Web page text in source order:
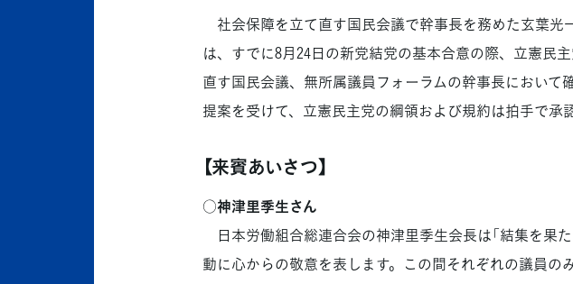
社会保障を立て直す国民会議で幹事長を務めた玄葉光
は、すでに8月24日の新党結党の基本合意の際、立憲民
直す国民会議、無所属議員フォーラムの幹事長において
提案を受けて、立憲民主党の綱領および規約は拍手で承
【来賓あいさつ】
○神津里季生さん
日本労働組合総連合会の神津里季生会長は「結集を果
動に心からの敬意を表します。この間それぞれの議員の